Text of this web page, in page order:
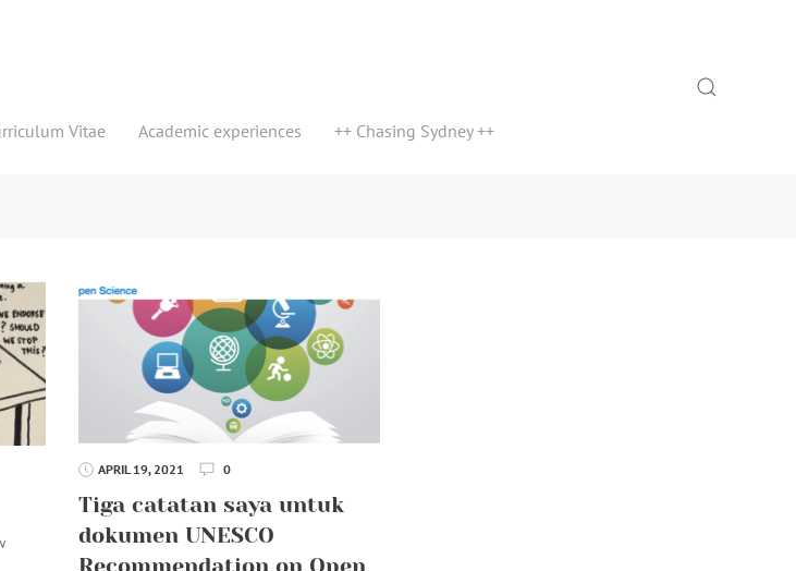
Vitae Academic experiences ++ Chasing Sydney ++
Search
APRIL 19, 2021 0
Tiga catatan saya untuk
dokumen UNESCO